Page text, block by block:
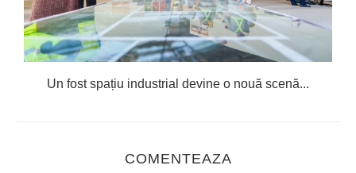
Un fost spațiu industrial devine o nouă scenă...
COMENTEAZA